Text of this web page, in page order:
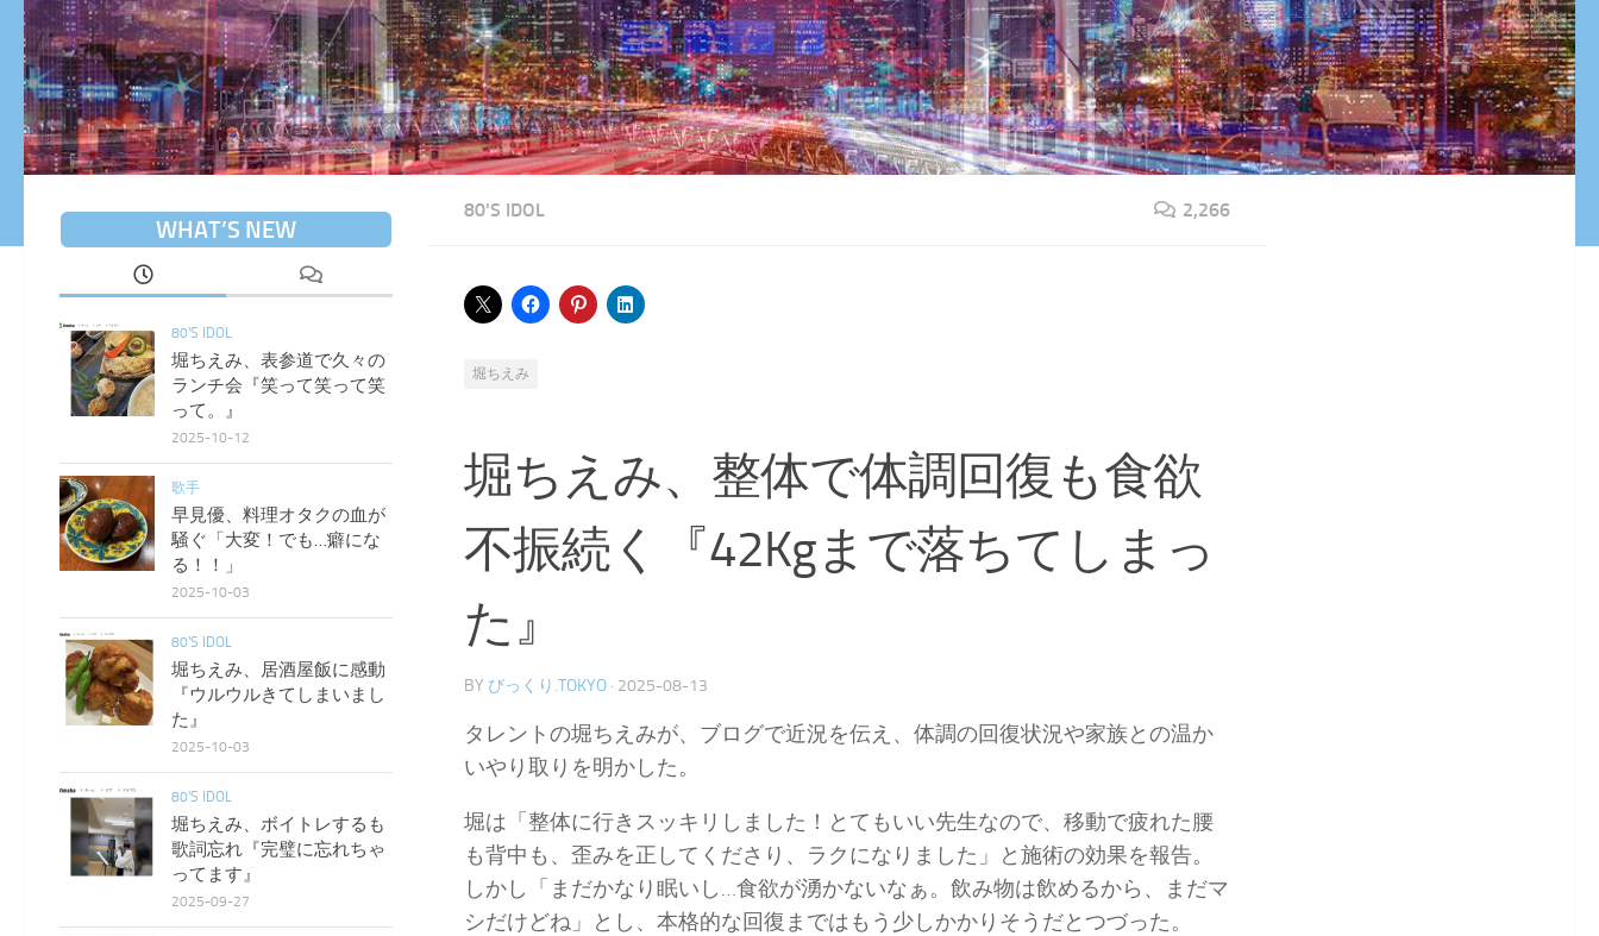
80'S IDOL 2,266
堀ちえみ
堀ちえみ、整体で体調回復も食欲
不振続く『42Kgまで落ちてしまっ
た』
BY びっくり.TOKYO · 2025-08-13
タレントの堀ちえみが、ブログで近況を伝え、体調の回復状況や家族との温か
いやり取りを明かした。
堀は「整体に行きスッキリしました！とてもいい先生なので、移動で疲れた腰
も背中も、歪みを正してくださり、ラクになりました」と施術の効果を報告。
しかし「まだかなり眠いし…食欲が湧かないなぁ。飲み物は飲めるから、まだマ
シだけどね」とし、本格的な回復まではもう少しかかりそうだとつづった。
WHAT’S NEW
80'S IDOL
堀ちえみ、表参道で久々の
ランチ会『笑って笑って笑
って。』
2025-10-12
歌手
早見優、料理オタクの血が
騒ぐ「大変！でも…癖にな
る！！」
2025-10-03
80'S IDOL
堀ちえみ、居酒屋飯に感動
『ウルウルきてしまいまし
た』
2025-10-03
80'S IDOL
堀ちえみ、ボイトレするも
歌詞忘れ『完璧に忘れちゃ
ってます』
2025-09-27